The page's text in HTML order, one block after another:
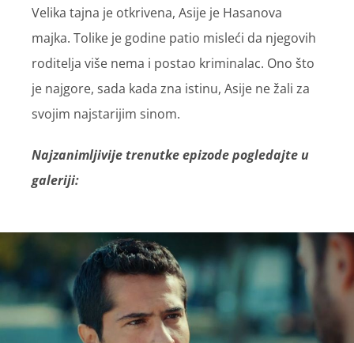
Velika tajna je otkrivena, Asije je Hasanova
majka. Tolike je godine patio misleći da njegovih
roditelja više nema i postao kriminalac. Ono što
je najgore, sada kada zna istinu, Asije ne žali za
svojim najstarijim sinom.
Najzanimljivije trenutke epizode pogledajte u
galeriji: